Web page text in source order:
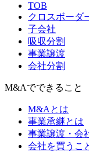
TOB
クロスボーダ
子会社
吸収分割
事業譲渡
会社分割
M&Aでできること
M&Aとは
事業承継とは
事業譲渡・会
会社を買うこ